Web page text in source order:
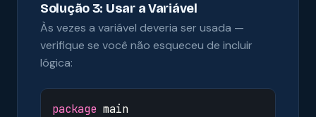
Solução 3: Usar a Variável
Às vezes a variável deveria ser usada —
verifique se você não esqueceu de incluir
lógica:
package main